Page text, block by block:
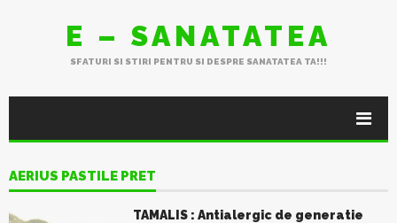
E – SANATATEA
SFATURI SI STIRI PENTRU SI DESPRE SANATATEA TA!!!
AERIUS PASTILE PRET
TAMALIS : Antialergic de generatie